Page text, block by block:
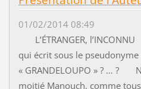
01/02/2014 08:49
L’ÉTRANGER,
qui écrit sous le
« GRANDELOUPO » ? … ?
moitié Manouch, comme